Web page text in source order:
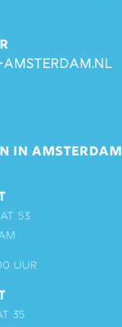
IN AMSTERDAM
53
uur
35